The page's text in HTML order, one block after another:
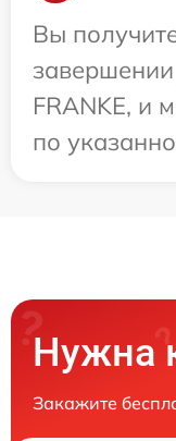
Вы
FRANKE, и
по
Нужна
Закажите